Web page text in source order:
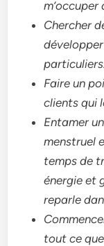
m’occuper
Chercher
particuliers.
Faire un
clients qui
Entamer
menstruel
temps de
énergie et
reparle
tout ce